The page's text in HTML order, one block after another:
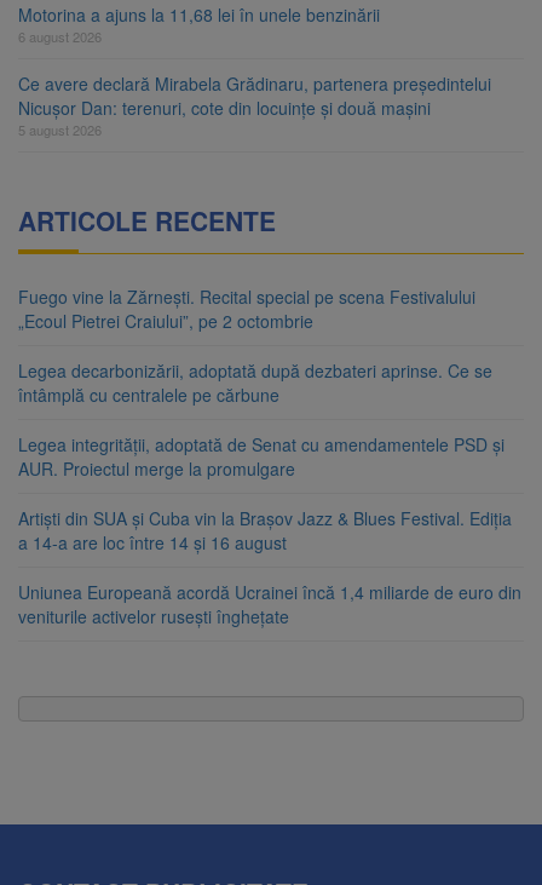
Motorina a ajuns la 11,68 lei în unele benzinării
6 august 2026
Ce avere declară Mirabela Grădinaru, partenera președintelui
Nicușor Dan: terenuri, cote din locuințe și două mașini
5 august 2026
ARTICOLE RECENTE
Fuego vine la Zărnești. Recital special pe scena Festivalului
„Ecoul Pietrei Craiului”, pe 2 octombrie
Legea decarbonizării, adoptată după dezbateri aprinse. Ce se
întâmplă cu centralele pe cărbune
Legea integrității, adoptată de Senat cu amendamentele PSD și
AUR. Proiectul merge la promulgare
Artiști din SUA și Cuba vin la Brașov Jazz & Blues Festival. Ediția
a 14-a are loc între 14 și 16 august
Uniunea Europeană acordă Ucrainei încă 1,4 miliarde de euro din
veniturile activelor rusești înghețate